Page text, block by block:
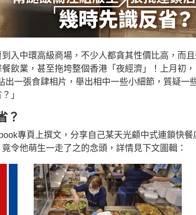
入中環高級商場，不少人都貪其性價比高，而
飲業，甚至拖垮整個香港「夜經濟」！上月初，
一張食肆相片，舉出相中一些小細節，質疑一
」
？
專頁上撰文，分享自己某天光顧中式連鎖快餐
令他萌生一走了之的念頭，詳情見下文圖輯：